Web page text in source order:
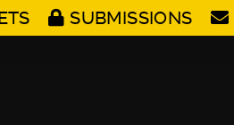
SUBMISSIONS